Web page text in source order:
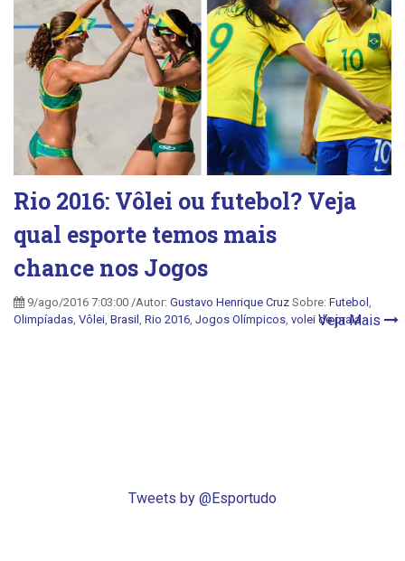
Rio 2016: Vôlei ou futebol? Veja
qual esporte temos mais
chance nos Jogos
9/ago/2016 7:03:00 /Autor: Gustavo Henrique Cruz Sobre: Futebol ,
Olimpíadas, Vôlei, Brasil , Rio 2016, Jogos Olímpicos, volei de praia
Veja Mais
Tweets by @Esportudo